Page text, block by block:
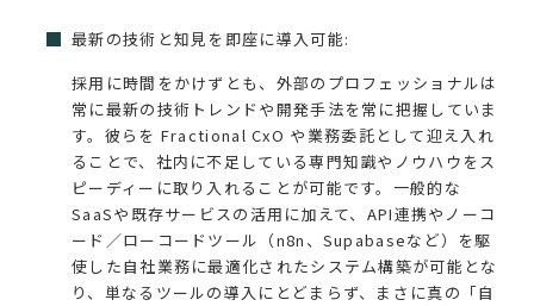
最新の技術と知見を即座に導入可能:
採用に時間をかけずとも、外部のプロフェッショナルは
常に最新の技術トレンドや開発手法を常に把握していま
す。彼らを Fractional CxO や業務委託として迎え入れ
ることで、社内に不足している専門知識やノウハウをス
ピーディーに取り入れることが可能です。一般的な
SaaSや既存サービスの活用に加えて、API連携やノーコ
ード／ローコードツール（n8n、Supabaseなど）を駆
使した自社業務に最適化されたシステム構築が可能とな
り、単なるツールの導入にとどまらず、まさに真の「自